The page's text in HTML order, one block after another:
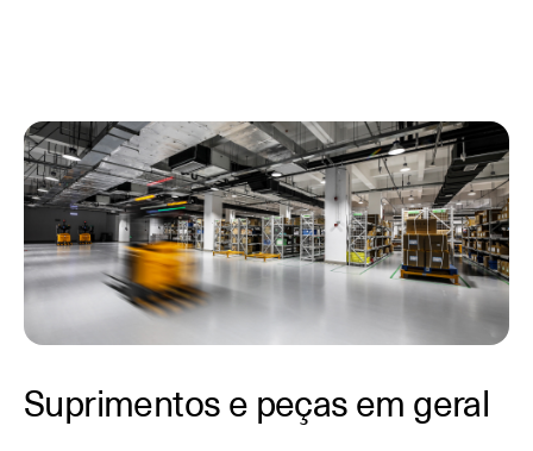
Suprimentos e peças em geral